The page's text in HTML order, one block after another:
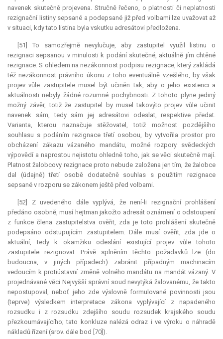
navenek skutečně projevena. Stručně řečeno, o platnosti či neplatnosti
rezignační listiny sepsané a podepsané již před volbami lze uvažovat až
v situaci, kdy tato listina byla vskutku adresátovi předložena.
[51] To samozřejmě nevylučuje, aby zastupitel využil listinu o
rezignaci sepsanou v minulosti k podání skutečné, aktuálně jím chtěné
rezignace. S ohledem na nezákonnost podpisu rezignace, který zakládá
též nezákonnost právního úkonu z toho eventuálně vzešlého, by však
projev vůle zastupitele musel být učiněn tak, aby o jeho existenci a
aktuálnosti nebyly žádné rozumné pochybnosti. Z tohoto plyne jediný
možný závěr, totiž že zastupitel by musel takovýto projev vůle učinit
navenek sám, tedy sám jej adresátovi odeslat, respektive předat.
Varianta, kterou naznačuje stěžovatel, totiž možnost pozdějšího
souhlasu s podáním rezignace třetí osobou, by vytvořila prostor pro
obcházení zákazu vázaného mandátu, možné rozpory svědeckých
výpovědí a naprostou nejistotu ohledně toho, jak se věci skutečně mají.
Platnost žalobcovy rezignace proto nebude založena jen tím, že žalobce
dal (údajně) třetí osobě dodatečně souhlas s použitím rezignace
sepsané v rozporu se zákonem ještě před volbami.
[52] Z uvedeného dále vyplývá, že není-li rezignační prohlášení
předáno osobně, musí hejtman jakožto adresát oznámení o odstoupení
z funkce člena zastupitelstva ověřit, zda je toto prohlášení skutečně
podepsáno odstupujícím zastupitelem. Dále musí ověřit, zda jde o
aktuální, tedy k okamžiku odeslání existující projev vůle tohoto
zastupitele rezignovat. Právě splněním těchto požadavků lze (do
budoucna, v jiných případech) zabránit případným machinacím
vedoucím k protiústavní změně volného mandátu na mandátvázaný. V
projednávané věci Nejvyšší správní soud nevytýká žalovanému, že takto
nepostupoval, neboť jeho zde výslovně formulované povinnosti jsou
(teprve) výsledkeminterpretace zákona vyplývající z napadeného
rozsudku i z rozsudku zdejšího soudu rozsudek krajského soudu
přezkoumávajícího; tato konkluzenalézá odraz i ve výroku o náhradě
nákladů řízení (srov. dále bod [70]).